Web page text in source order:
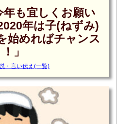
年も宜しくお願い
年は子(ねずみ)
始めればチャンス
」
・言い伝え(一覧)